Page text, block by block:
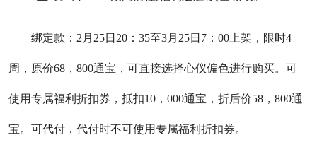
绑定款：2月25日20：35至3月25日7：00上架，限时4
周，原价68，800通宝，可直接选择心仪偏色进行购买。可
使用专属福利折扣券，抵扣10，000通宝，折后价58，800通
宝。可代付，代付时不可使用专属福利折扣券。